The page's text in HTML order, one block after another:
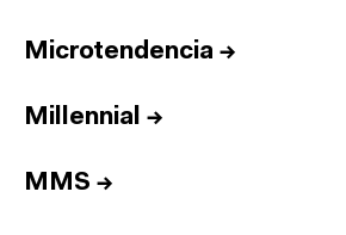
Microtendencia →
Millennial →
MMS →
Inicio
Equipo